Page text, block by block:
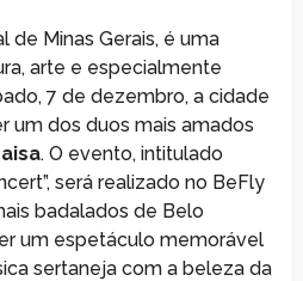
de Minas Gerais, é uma
arte e especialmente
7 de dezembro, a cidade
um dos duos mais amados
. O evento, intitulado
será realizado no BeFly
badalados de Belo
um espetáculo memorável
sertaneja com a beleza da